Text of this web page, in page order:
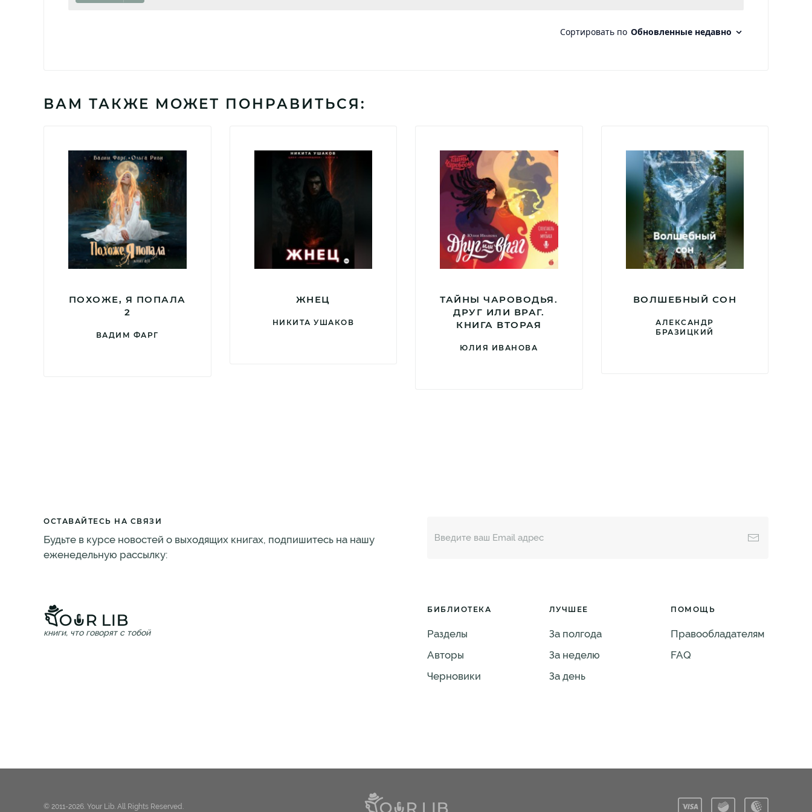
ВАМ ТАКЖЕ МОЖЕТ ПОНРАВИТЬСЯ:
ПОХОЖЕ, Я ПОПАЛА
2
ВАДИМ ФАРГ
ЖНЕЦ
НИКИТА УШАКОВ
ТАЙНЫ ЧАРОВОДЬЯ.
ДРУГ ИЛИ ВРАГ.
КНИГА ВТОРАЯ
ЮЛИЯ ИВАНОВА
ВОЛШЕБНЫЙ СОН
АЛЕКСАНДР
БРАЗИЦКИЙ
ОСТАВАЙТЕСЬ НА СВЯЗИ
Будьте в курсе новостей о выходящих книгах, подпишитесь на нашу
еженедельную рассылку:
книги, что говорят с тобой
БИБЛИОТЕКА
Разделы
Авторы
Черновики
ЛУЧШЕЕ
За полгода
За неделю
За день
ПОМОЩЬ
Правообладателям
FAQ
© 2011-2026. Your Lib. All Rights Reserved.